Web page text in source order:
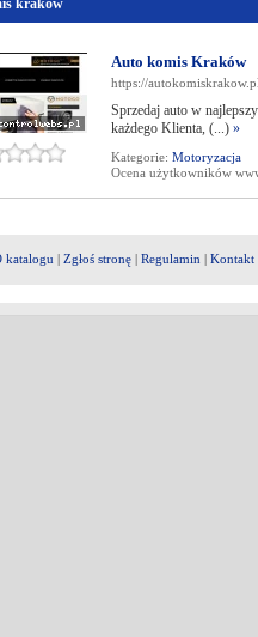
kraków
Auto komis Kraków
https://autokomiskrakow.pl
Sprzedaj auto w
każdego Klienta, (...) »
Kategorie: Motoryzacja
Ocena użytkowników
katalogu | Zgłoś stronę | Regulamin | Kontakt